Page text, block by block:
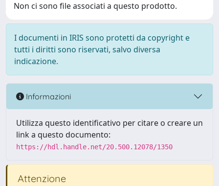
Non ci sono file associati a questo prodotto.
I documenti in IRIS sono protetti da copyright e
tutti i diritti sono riservati, salvo diversa
indicazione.
Informazioni
Utilizza questo identificativo per citare o creare un
link a questo documento:
https://hdl.handle.net/20.500.12078/1350
Attenzione